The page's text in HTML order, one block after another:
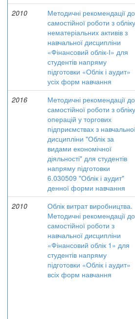
2010
Методичні рекомендації до
самостійної роботи з обліку
нематеріальних активів з
навчальної дисципліни
«Фінансовий облік-І» для
студентів напряму
підготовки «Облік і аудит»
усіх форм навчання
2016
Методичні рекомендації до
самостійної роботи з обліку
операцій у торгових
підприємствах з
дисципліни "Облік за
видами економічної
діяльності" для студентів
напряму підготовки
6.030509 "Облік і аудит"
денної форми навчання
2010
Облік витрат виробництва.
Методичні рекомендації до
самостійної роботи з
навчальної дисципліни
«Фінансовий облік 1» для
студентів напряму
підготовки «Облік і аудит»
всіх форм навчання